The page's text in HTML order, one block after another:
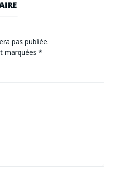
pas publiée.
marquées *